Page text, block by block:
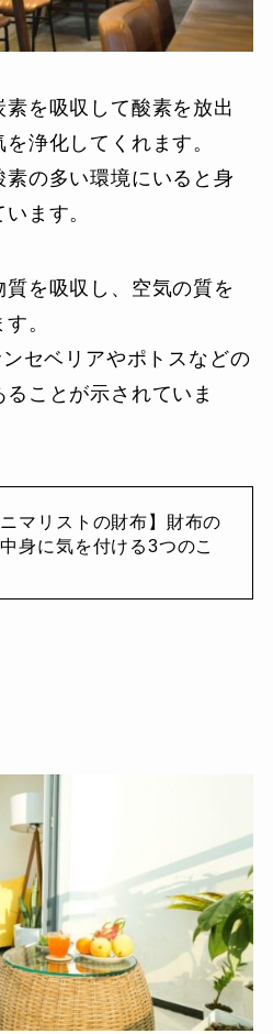
を吸収して酸素を放出
浄化してくれます。
の多い環境にいると身
ます。
を吸収し、空気の質を
。
セベリアやポトスなどの
ことが示されていま
ニマリストの財布】財布の
身に気を付ける3つのこ